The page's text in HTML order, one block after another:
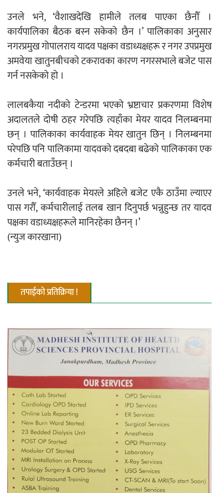
परियोजना सकिनै लाग्दा खुल्यो वन उद्यमीले
सहुलियत ऋण लिने बाटो
बनाउँछ नदीलाई संरक्षण हकदार
प्रतिस्पर्धाबिनाको नियुक्ति बदरबारे अन्तरिम
उनले भने, ‘वैशाखदेखि हामीले तलब पाएका छैनौँ ।
कार्यपालिका बैठक बस्न सकेको छैन ।’ पालिकाका अनुसार
नगरप्रमुख गोपालराय यादव पक्षका वडाध्यक्षहरू र नगर उपप्रमुख
अमवेया खातुनबीचको टकरावका कारण नगरसभाले बजेट पास
गर्न नसकेको हो ।
लालबकैया नदीको टेन्डरमा भएको भ्रष्टाचार प्रकरणमा विशेष
अदालतले दोषी ठहर गरेपछि त्यहाँका मेयर यादव निलम्बनमा
छन् । पालिकाका कार्यवाहक मेयर खातुन छिन् । निलम्बनमा
परेपछि पनि पालिकामा यादवको दबदबा बढेको पालिकाका एक
कर्मचारी बताउँछन् ।
उनले भने, ‘कार्यवाहक मेयरले अहिले बजेट एकै ठाउँमा ल्याएर
पास गरौँ, कर्मचारीलाई तलब खान दिनुपर्छ भन्नुहुन्छ तर यादव
पक्षका वडाध्यक्षहरूले मानिरहेका छैनन् ।’
(न्युज कारखाना)
तपाईको प्रतिक्रिया !